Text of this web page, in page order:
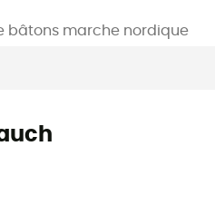
bâtons marche nordique